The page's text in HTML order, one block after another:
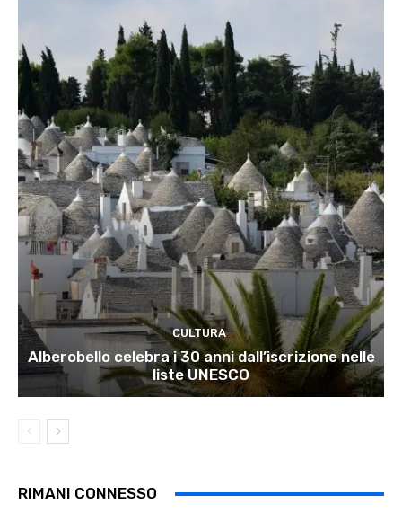
CULTURA
Alberobello celebra i 30 anni dall’iscrizione nelle
liste UNESCO
RIMANI CONNESSO